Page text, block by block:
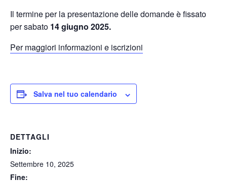
Il termine per la presentazione delle domande è fissato
per sabato 14 giugno 2025.
Per maggiori informazioni e iscrizioni
Salva nel tuo calendario
DETTAGLI
Inizio:
Settembre 10, 2025
Fine: